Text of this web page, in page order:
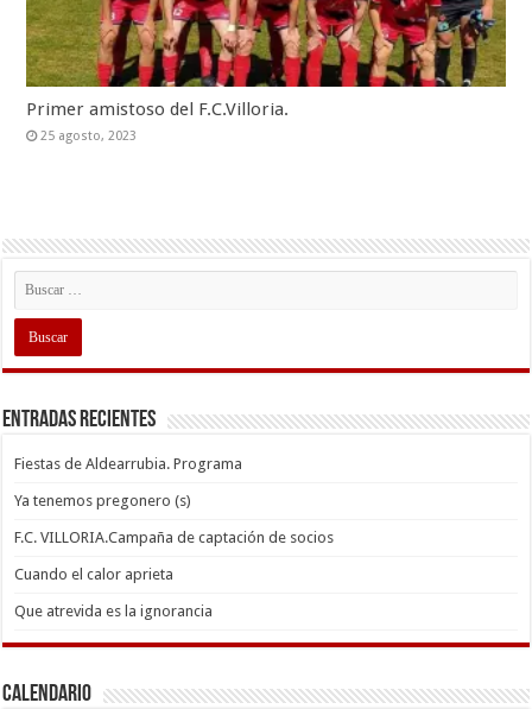
Primer amistoso del F.C.Villoria.
25 agosto, 2023
Entradas recientes
Fiestas de Aldearrubia. Programa
Ya tenemos pregonero (s)
F.C. VILLORIA.Campaña de captación de socios
Cuando el calor aprieta
Que atrevida es la ignorancia
Calendario